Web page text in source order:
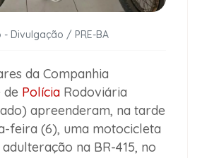
- Divulgação / PRE-BA
da Companhia
de Polícia Rodoviária
apreenderam, na tarde
feira (6), uma motocicleta
na BR-415, no